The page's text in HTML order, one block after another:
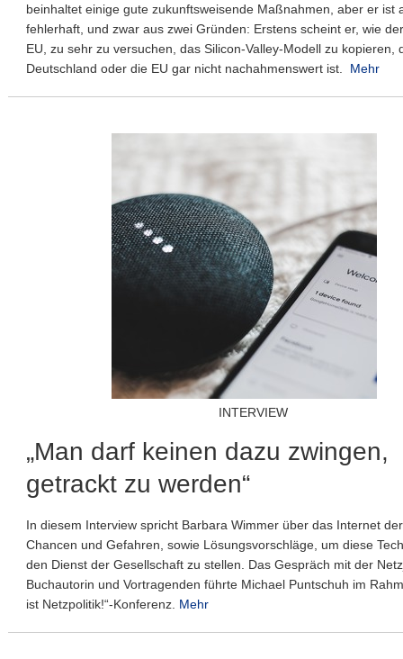
beinhaltet einige gute zukunftsweisende Maßnahmen, aber er ist
fehlerhaft, und zwar aus zwei Gründen: Erstens scheint er, wie
EU, zu sehr zu versuchen, das Silicon-Valley-Modell zu kopieren,
Deutschland oder die EU gar nicht nachahmenswert ist. Mehr
INTERVIEW
„Man darf keinen dazu zwingen,
getrackt zu werden“
In diesem Interview spricht Barbara Wimmer über das Internet
Chancen und Gefahren, sowie Lösungsvorschläge, um diese
den Dienst der Gesellschaft zu stellen. Das Gespräch mit der
Buchautorin und Vortragenden führte Michael Puntschuh im
ist Netzpolitik!“-Konferenz. Mehr